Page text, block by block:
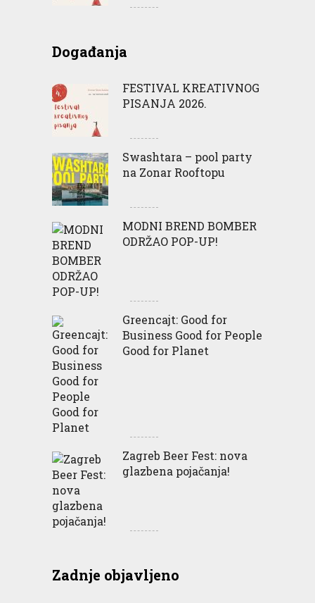
Događanja
FESTIVAL KREATIVNOG
PISANJA 2026.
Swashtara – pool party
na Zonar Rooftopu
MODNI BREND BOMBER
ODRŽAO POP-UP!
Greencajt: Good for
Business Good for People
Good for Planet
Zagreb Beer Fest: nova
glazbena pojačanja!
Zadnje objavljeno